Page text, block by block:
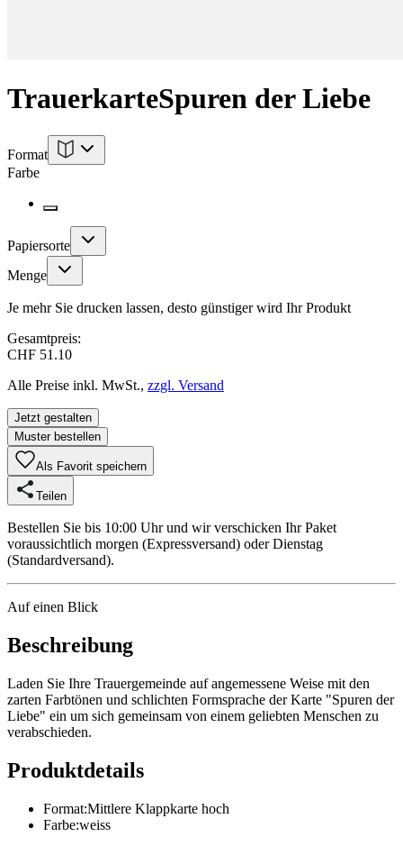
TrauerkarteSpuren der Liebe
Format
Farbe
Papiersorte
Menge
Je mehr Sie drucken lassen, desto günstiger wird Ihr Produkt
Gesamtpreis:
CHF 51.10
Alle Preise inkl. MwSt., zzgl. Versand
Jetzt gestalten
Muster bestellen
Als Favorit speichern
Teilen
Bestellen Sie bis 10:00 Uhr und wir verschicken Ihr Paket
voraussichtlich morgen (Expressversand) oder Dienstag
(Standardversand).
Auf einen Blick
Beschreibung
Laden Sie Ihre Trauergemeinde auf angemessene Weise mit den
zarten Farbtönen und schlichten Formsprache der Karte "Spuren der
Liebe" ein um sich gemeinsam von einem geliebten Menschen zu
verabschieden.
Produktdetails
Format:Mittlere Klappkarte hoch
Farbe:weiss